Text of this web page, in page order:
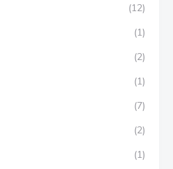
(12)
(1)
(2)
(1)
(7)
(2)
(1)